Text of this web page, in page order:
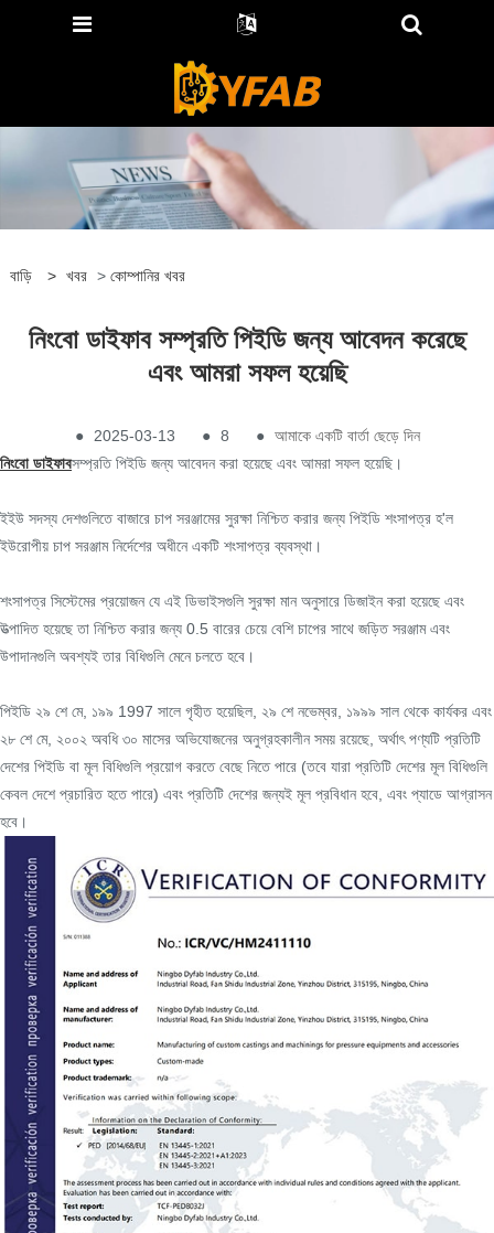
বাড়ি > খবর > কোম্পানির খবর
নিংবো ডাইফাব সম্প্রতি পিইডি জন্য আবেদন করেছে
এবং আমরা সফল হয়েছি
● 2025-03-13 ● 8 ● আমাকে একটি বার্তা ছেড়ে দিন
নিংবো ডাইফাবসম্প্রতি পিইডি জন্য আবেদন করা হয়েছে এবং আমরা সফল হয়েছি।
ইইউ সদস্য দেশগুলিতে বাজারে চাপ সরঞ্জামের সুরক্ষা নিশ্চিত করার জন্য পিইডি শংসাপত্র হ'ল
ইউরোপীয় চাপ সরঞ্জাম নির্দেশের অধীনে একটি শংসাপত্র ব্যবস্থা।
শংসাপত্র সিস্টেমের প্রয়োজন যে এই ডিভাইসগুলি সুরক্ষা মান অনুসারে ডিজাইন করা হয়েছে এবং
উত্পাদিত হয়েছে তা নিশ্চিত করার জন্য 0.5 বারের চেয়ে বেশি চাপের সাথে জড়িত সরঞ্জাম এবং
উপাদানগুলি অবশ্যই তার বিধিগুলি মেনে চলতে হবে।
পিইডি ২৯ শে মে, ১৯৯ 1997 সালে গৃহীত হয়েছিল, ২৯ শে নভেম্বর, ১৯৯৯ সাল থেকে কার্যকর এবং
২৮ শে মে, ২০০২ অবধি ৩০ মাসের অভিযোজনের অনুগ্রহকালীন সময় রয়েছে, অর্থাৎ পণ্যটি প্রতিটি
দেশের পিইডি বা মূল বিধিগুলি প্রয়োগ করতে বেছে নিতে পারে (তবে যারা প্রতিটি দেশের মূল বিধিগুলি
কেবল দেশে প্রচারিত হতে পারে) এবং প্রতিটি দেশের জন্যই মূল প্রবিধান হবে, এবং প্যাডে আগ্রাসন
হবে।